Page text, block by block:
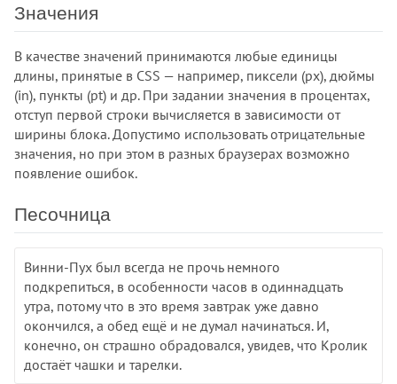
Значения
В качестве значений принимаются любые единицы
длины, принятые в CSS — например, пиксели (px), дюймы
(in), пункты (pt) и др. При задании значения в процентах,
отступ первой строки вычисляется в зависимости от
ширины блока. Допустимо использовать отрицательные
значения, но при этом в разных браузерах возможно
появление ошибок.
Песочница
Винни-Пух был всегда не прочь немного
подкрепиться, в особенности часов в одиннадцать
утра, потому что в это время завтрак уже давно
окончился, а обед ещё и не думал начинаться. И,
конечно, он страшно обрадовался, увидев, что Кролик
достаёт чашки и тарелки.
inset
inset-block
inset-block-end
inset-block-start
inset-inline
inset-inline-end
inset-inline-start
justify-items
justify-self
left
letter-spacing
line-break
line-clamp
line-height
list-style